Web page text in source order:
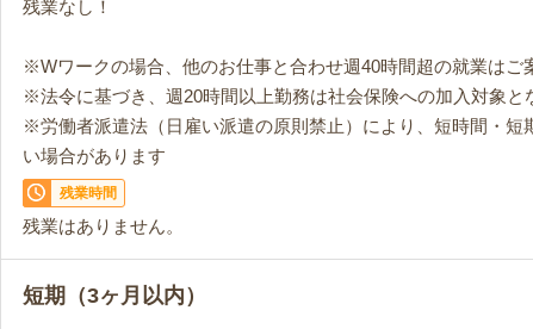
残業なし！
※Wワークの場合、他のお仕事と合わせ週40時間超の就業はご
※法令に基づき、週20時間以上勤務は社会保険への加入対象と
※労働者派遣法（日雇い派遣の原則禁止）により、短時間・短
い場合があります
残業時間
残業はありません。
短期（3ヶ月以内）